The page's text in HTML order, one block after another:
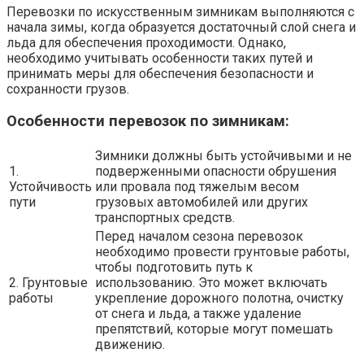
Перевозки по искусственным зимникам выполняются с
начала зимы, когда образуется достаточный слой снега и
льда для обеспечения проходимости. Однако,
необходимо учитывать особенности таких путей и
принимать меры для обеспечения безопасности и
сохранности грузов.
Особенности перевозок по зимникам:
1.
Устойчивость
пути
Зимники должны быть устойчивыми и не
подверженными опасности обрушения
или провала под тяжелым весом
грузовых автомобилей или других
транспортных средств.
2. Грунтовые
работы
Перед началом сезона перевозок
необходимо провести грунтовые работы,
чтобы подготовить путь к
использованию. Это может включать
укрепление дорожного полотна, очистку
от снега и льда, а также удаление
препятствий, которые могут помешать
движению.